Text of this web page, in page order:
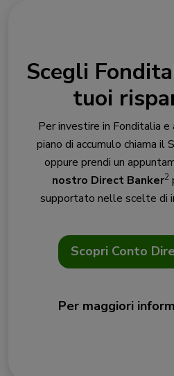
Scegli
tuoi
Per investire in Fonditalia
piano di accumulo chiama il
oppure prendi un
nostro Direct Banker2
supportato nelle scelte di
Scopri Conto
Per maggiori